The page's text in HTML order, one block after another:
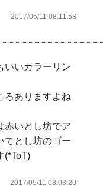
2017/05/11 08:11:58
いいカラーリン
ろありますよね
赤いとし坊でア
てとし坊のゴー
(*ToT)
2017/05/11 08:03:20